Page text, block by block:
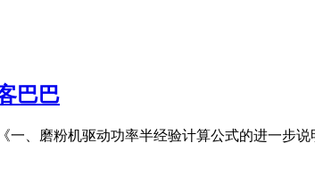
巴巴
、磨粉机驱动功率半经验计算公式的进一步